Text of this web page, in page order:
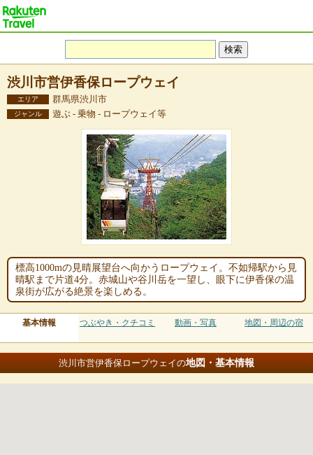
渋川市営伊香保ロープウェイ
エリア 群馬県渋川市
ジャンル 遊ぶ - 乗物 - ロープウェイ等
標高1000mの見晴展望台へ向かうロープウェイ。不如帰駅から見
晴駅まで片道4分。赤城山や谷川岳を一望し、眼下に伊香保の温
泉街が広がる絶景を楽しめる。
基本情報 つぶやき・クチコミ 動画・写真 地図・周辺の宿
渋川市営伊香保ロープウェイの地図・基本情報